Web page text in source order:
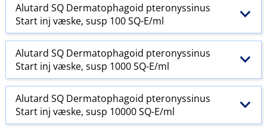
Alutard SQ Dermatophagoid pteronyssinus
Start inj væske, susp 100 SQ-E​/​ml
Alutard SQ Dermatophagoid pteronyssinus
Start inj væske, susp 1000 SQ-E​/​ml
Alutard SQ Dermatophagoid pteronyssinus
Start inj væske, susp 10000 SQ-E​/​ml